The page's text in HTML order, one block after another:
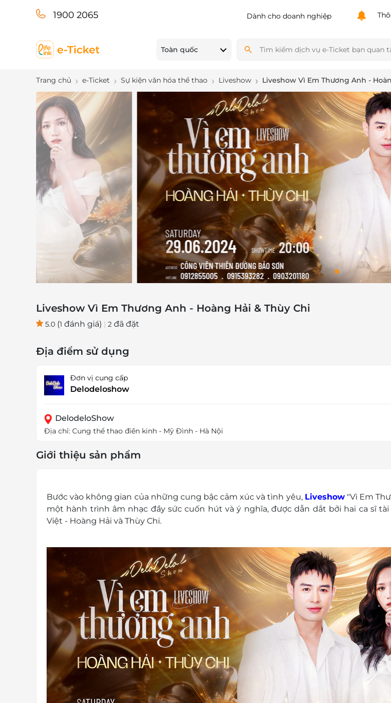
1900 2065 Dành cho doanh nghiệp
Toàn quốc
Trang chủ e-Ticket Sự kiện văn hóa thể thao Liveshow Liveshow Vì Em Thương Anh -
Liveshow Vì Em Thương Anh - Hoàng Hải & Thùy Chi
5.0 (1 đánh giá) | 2 đã đặt
Địa điểm sử dụng
Đơn vị cung cấp
Delodeloshow
DelodeloShow
Địa chỉ: Cung thể thao điền kinh - Mỹ Đình - Hà Nội
Giới thiệu sản phẩm
Bước vào không gian của những cung bậc cảm xúc và tình yêu, Liveshow"Vì Em
một hành trình âm nhạc đầy sức cuốn hút và ý nghĩa, được dẫn dắt bởi hai ca sĩ
Việt - Hoàng Hải và Thùy Chi.